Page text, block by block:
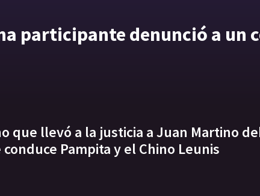
participante denunció a un
que llevó a la justicia a Juan Martino
Pampita y el Chino Leunis